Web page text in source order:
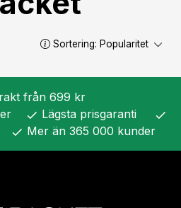
Sortering: Popularitet
från 699 kr
check Lägsta prisgaranti check
check Mer än 365 000 kunder